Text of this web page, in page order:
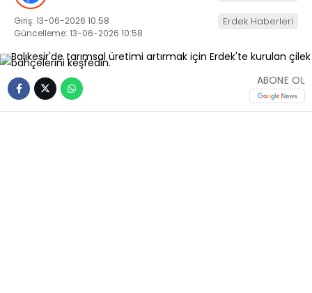
Giriş: 13-06-2026 10:58
Güncelleme: 13-06-2026 10:58
Erdek Haberleri
ABONE OL